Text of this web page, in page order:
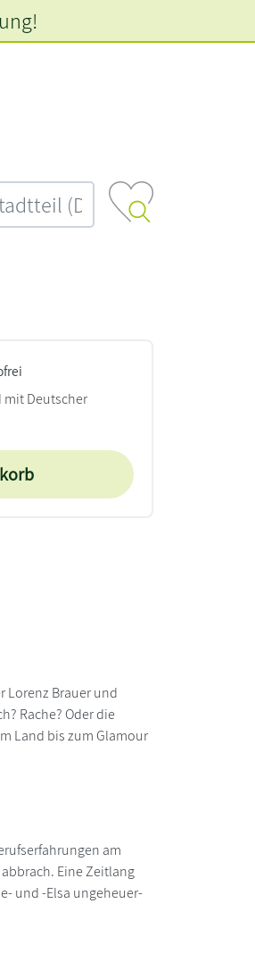
mit Deutscher
Lorenz Brauer und
Rache? Oder die
Land bis zum Glamour
am
Eine Zeitlang
und -Elsa ungeheuer-